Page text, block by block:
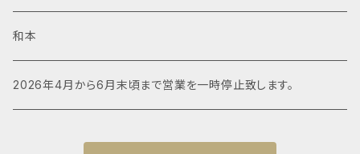
和本
2026年4月から6月末頃まで営業を一時停止致します。